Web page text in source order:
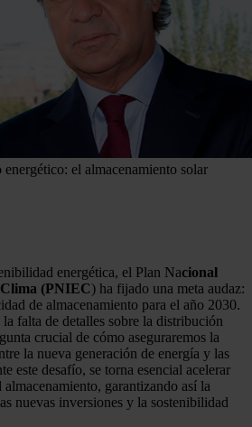
el almacenamiento solar
energética, el Plan Nacional
(PNIEC) ha fijado una meta audaz:
de almacenamiento para el año 2030.
falta de detalles sobre la distribución
crucial de cómo aseguraremos la
la nueva generación de energía y las
este desafío, se torna esencial acelerar
garantizando así la
nuevas inversiones y la sostenibilidad